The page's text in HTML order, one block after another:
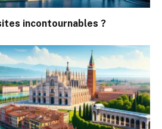
incontournables ?